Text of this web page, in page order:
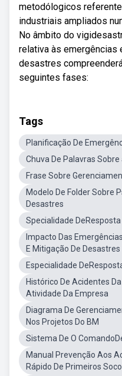
metodólogicos
industriais ampliados
No âmbito do
relativa às emergências
desastres
seguintes fases:
Tags
Planificação De
Chuva De Palavras
Frase Sobre
Modelo De Folder Sobre
Desastres
Specialidade
Impacto Das
E Mitigação De Desastres
Especialidade
Histórico De Acidentes
Atividade Da Empresa
Diagrama De
Nos Projetos Do BM
Sistema De O
Manual Prevenção Aos
Rápido De Primeiros